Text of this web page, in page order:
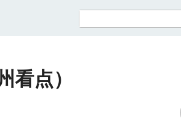
看点）